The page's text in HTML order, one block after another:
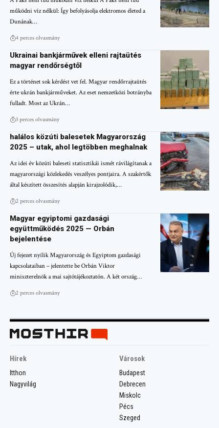
működni víz nélkül: Így befolyásolja elektromos életed a
Dunának…
4 perces olvasmány
Ukrainai bankjárművek elleni rajtaütés
magyar rendőrségtől
Ez a történet sok kérdést vet fel. Magyar rendőrrajtaütés
érte ukrán bankjárműveket. Az eset nemzetközi botrányba
fulladt. Most az Ukrán…
3 perces olvasmány
halálos közúti balesetek Magyarország
2025 – utak, ahol legtöbben meghalnak
Az idei év közúti baleseti statisztikái ismét rávilágítanak a
magyarországi közlekedés veszélyes pontjaira. A szakértők
által készített összesítés alapján kirajzolódik,…
2 perces olvasmány
Magyar egyiptomi gazdasági
együttműködés 2025 — Orbán
bejelentése
Új fejezet nyílik Magyarország és Egyiptom gazdasági
kapcsolataiban – jelentette be Orbán Viktor
miniszterelnök a mai sajtótájékoztatón. A két ország…
2 perces olvasmány
Hírek
Itthon
Nagyvilág
Városok
Budapest
Debrecen
Miskolc
Pécs
Szeged